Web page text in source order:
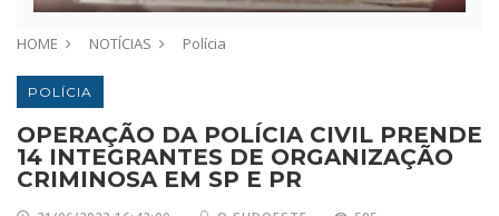
HOME NOTÍCIAS Polícia
POLÍCIA
OPERAÇÃO DA POLÍCIA CIVIL PRENDE
14 INTEGRANTES DE ORGANIZAÇÃO
CRIMINOSA EM SP E PR